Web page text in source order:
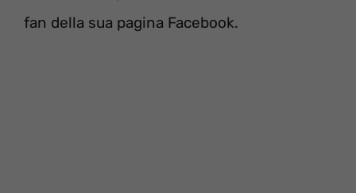
fan della sua pagina Facebook.